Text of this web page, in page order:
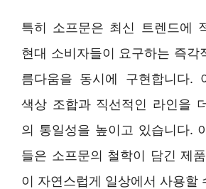
특히 소프문은 최신 트렌드에
현대 소비자들이 요구하는 즉각
름다움을 동시에 구현합니다.
색상 조합과 직선적인 라인을
의 통일성을 높이고 있습니다.
들은 소프문의 철학이 담긴 제
이 자연스럽게 일상에서 사용할